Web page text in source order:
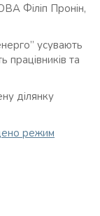
Філіп Пронін,
усувають
працівників та
ділянку
режим